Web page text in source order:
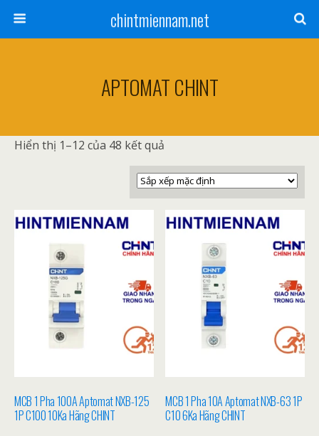
chintmiennam.net
APTOMAT CHINT
Hiển thị 1–12 của 48 kết quả
MCB 1 Pha 100A Aptomat NXB-125
1P C100 10Ka Hãng CHINT
MCB 1 Pha 10A Aptomat NXB-63 1P
C10 6Ka Hãng CHINT